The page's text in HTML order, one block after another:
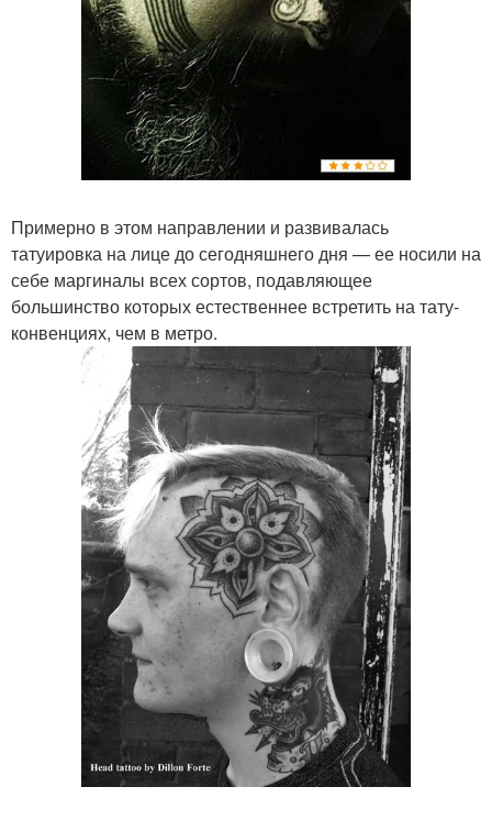
Примерно в этом направлении и развивалась
татуировка на лице до сегодняшнего дня — ее носили на
себе маргиналы всех сортов, подавляющее
большинство которых естественнее встретить на тату-
конвенциях, чем в метро.